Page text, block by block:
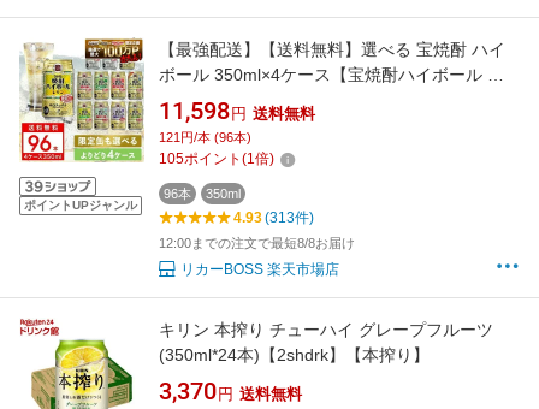
ポイントUPジャンル
【最強配送】【送料無料】選べる 宝焼酎 ハイ
ボール 350ml×4ケース【宝焼酎ハイボール タ
カラ ハイボール】
11,598 円 送料無料
121円/本 (96本)
105ポイント (1倍)
96本 350ml
4.93(313件)
12:00までの注文で最短8/8お届け
リカーBOSS 楽天市場店
キリン 本搾り チューハイ グレープフルーツ
(350ml*24本)【2shdrk】【本搾り】
3,370 円 送料無料